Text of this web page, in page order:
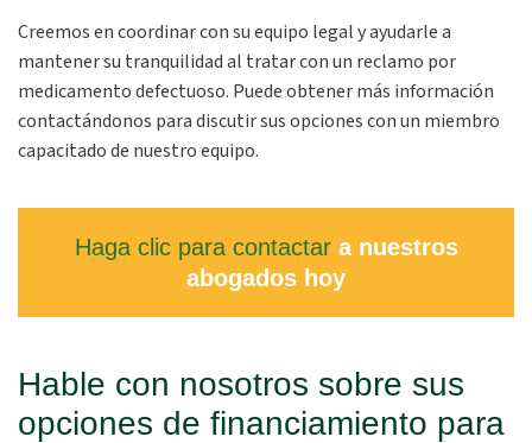
Creemos en coordinar con su equipo legal y ayudarle a
mantener su tranquilidad al tratar con un reclamo por
medicamento defectuoso. Puede obtener más información
contactándonos para discutir sus opciones con un miembro
capacitado de nuestro equipo.
Haga clic para contactara nuestros
abogados hoy
Hable con nosotros sobre sus
opciones de financiamiento para